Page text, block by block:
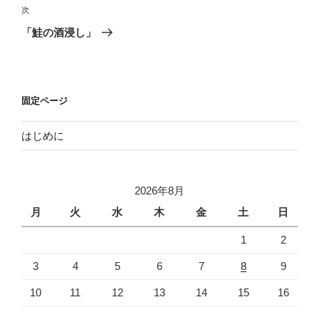
ビ
ゲ
ン
投
稿
次
の
次
「鮭の酒浸し」
固定ページ
はじめに
2026年8月
月
火 水 木 金 土 日
1 2
3 4 5 6 7 8 9
10 11 12 13 14 15 16